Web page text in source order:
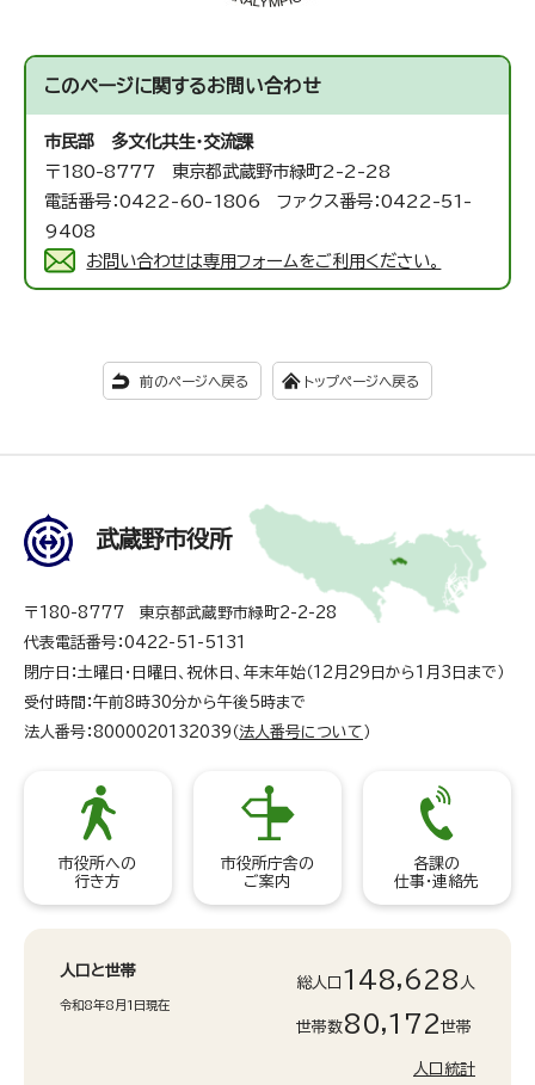
このページに関するお問い合わせ
市民部 多文化共生・交流課
〒180-8777 東京都武蔵野市緑町2-2-28
電話番号：0422-60-1806 ファクス番号：0422-51-
9408
お問い合わせは専用フォームをご利用ください。
前のページへ戻る トップページへ戻る
武蔵野市役所
〒180-8777 東京都武蔵野市緑町2-2-28
代表電話番号：0422-51-5131
閉庁日：土曜日・日曜日、祝休日、年末年始（12月29日から1月3日まで）
受付時間：午前8時30分から午後5時まで
法人番号：8000020132039（ 法人番号について ）
市役所への
行き方
市役所庁舎の
ご案内
各課の
仕事・連絡先
人口と世帯
令和8年8月1日現在
総人口 148,628 人
世帯数80,172世帯
人口統計